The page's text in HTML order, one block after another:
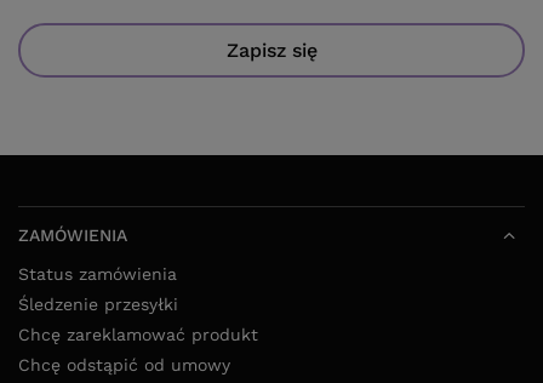
Zapisz się
ZAMÓWIENIA
Status zamówienia
Śledzenie przesyłki
Chcę zareklamować produkt
Chcę odstąpić od umowy